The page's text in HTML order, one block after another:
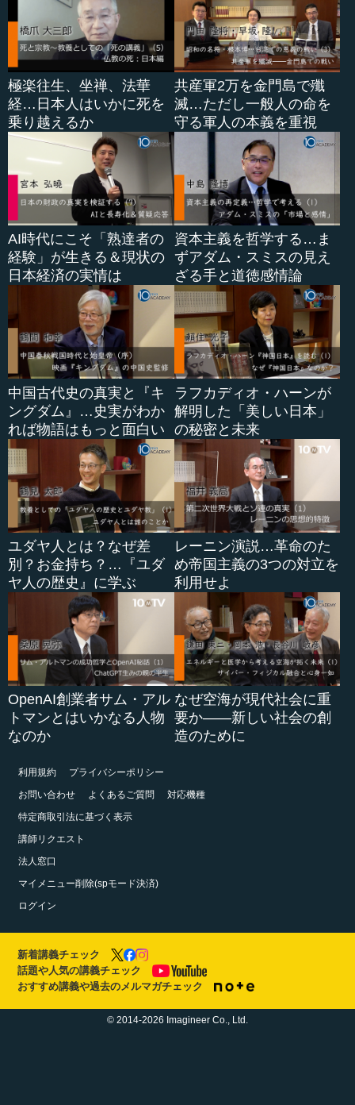
極楽往生、坐禅、法華
経…日本人はいかに死を
乗り越えるか
共産軍2万を金門島で殲
滅…ただし一般人の命を
守る軍人の本義を重視
AI時代にこそ「熟達者の
経験」が生きる＆現状の
日本経済の実情は
資本主義を哲学する…ま
ずアダム・スミスの見え
ざる手と道徳感情論
中国古代史の真実と『キ
ングダム』…史実がわか
れば物語はもっと面白い
ラフカディオ・ハーンが
解明した「美しい日本」
の秘密と未来
ユダヤ人とは？なぜ差
別？お金持ち？…『ユダ
ヤ人の歴史』に学ぶ
レーニン演説…革命のた
め帝国主義の3つの対立を
利用せよ
OpenAI創業者サム・アル
トマンとはいかなる人物
なのか
なぜ空海が現代社会に重
要か――新しい社会の創
造のために
利用規約
プライバシーポリシー
お問い合わせ
よくあるご質問
対応機種
特定商取引法に基づく表示
講師リクエスト
法人窓口
マイメニュー削除(spモード決済)
ログイン
新着講義チェック
話題や人気の講義チェック
おすすめ講義や過去のメルマガチェック
© 2014-2026 Imagineer Co., Ltd.